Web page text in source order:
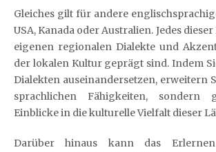
Gleiches gilt für andere
USA, Kanada oder Australien. Jedes
eigenen regionalen Dialekte und
der lokalen Kultur geprägt sind. Indem
Dialekten auseinandersetzen, erweitern
sprachlichen Fähigkeiten, sondern
Einblicke in die kulturelle Vielfalt dieser
Darüber hinaus kann das Erlernen